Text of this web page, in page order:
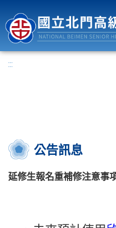
:::
公告訊息
延修生報名重補修注意事